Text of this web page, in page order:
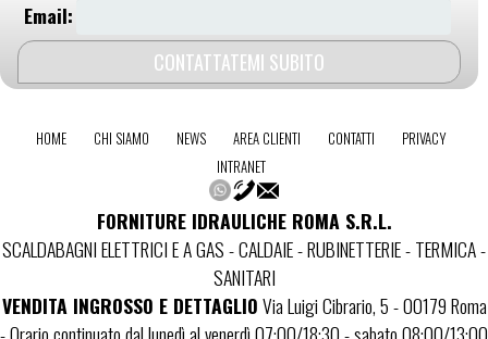
Email:
HOME CHI SIAMO NEWS AREA CLIENTI CONTATTI
PRIVACY
INTRANET
FORNITURE IDRAULICHE ROMA S.R.L.
SCALDABAGNI ELETTRICI E A GAS - CALDAIE - RUBINETTERIE - TERMICA -
SANITARI
VENDITA INGROSSO E DETTAGLIOVia Luigi Cibrario, 5 - 00179 Roma